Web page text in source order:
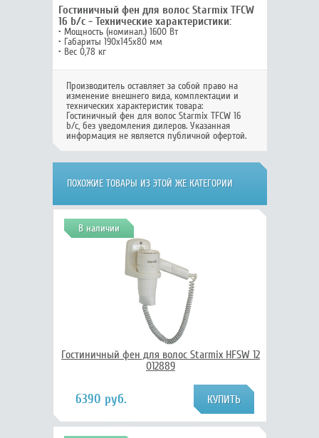
Гостиничный фен для волос Starmix TFCW
16 b/c - Технические характеристики:
• Мощность (номинал.) 1600 Вт
• Габариты 190х145х80 мм
• Вес 0,78 кг
Производитель оставляет за собой право на
изменение внешнего вида, комплектации и
технических характеристик товара:
Гостиничный фен для волос Starmix TFCW 16
b/c, без уведомления дилеров. Указанная
информация не является публичной офертой.
ПОХОЖИЕ ТОВАРЫ ИЗ ЭТОЙ ЖЕ КАТЕГОРИИ
В наличии
Гостиничный фен для волос Starmix HFSW 12
012889
6390 руб.